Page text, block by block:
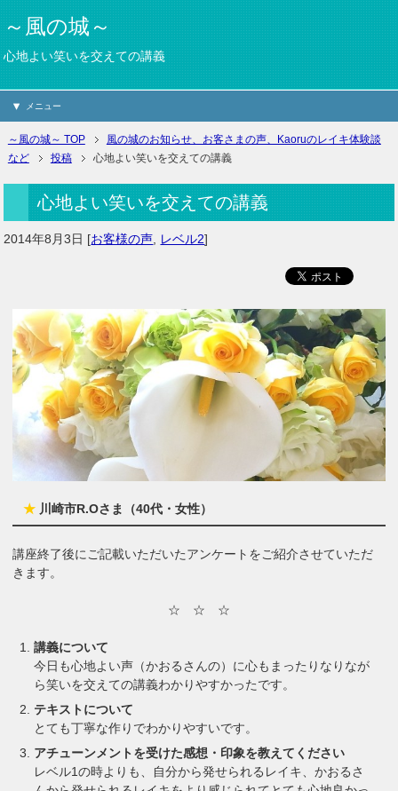
～風の城～
心地よい笑いを交えての講義
メニュー
～風の城～ TOP
風の城のお知らせ、お客さまの声、Kaoruのレイキ体験談
など
投稿 心地よい笑いを交えての講義
心地よい笑いを交えての講義
2014年8月3日 [お客様の声 レベル2]
★川崎市R.Oさま（40代・女性）
講座終了後にご記載いただいたアンケートをご紹介させていただ
きます。
☆ ☆ ☆
講義について
今日も心地よい声（かおるさんの）に心もまったりなりなが
ら笑いを交えての講義わかりやすかったです。
テキストについて
とても丁寧な作りでわかりやすいです。
アチューンメントを受けた感想・印象を教えてください
レベル1の時よりも、自分から発せられるレイキ、かおるさ